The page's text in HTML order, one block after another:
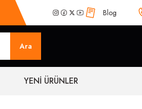
Blog
Ara
YENİ ÜRÜNLER